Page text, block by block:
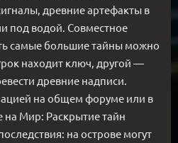
древние артефакты в
под водой. Совместное
самые большие тайны можно
находит ключ, другой —
древние надписи.
на общем форуме или в
на Мир: Раскрытие тайн
на острове могут